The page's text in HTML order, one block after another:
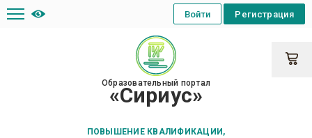
Образовательный портал
«Сириус»
ПОВЫШЕНИЕ КВАЛИФИКАЦИИ,
Регистрация
Войти